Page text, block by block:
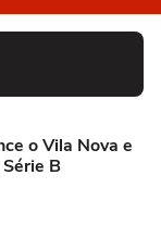
o Vila Nova e
B